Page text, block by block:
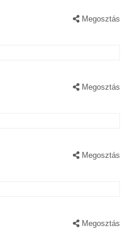
Megosztás
Megosztás
Megosztás
Megosztás